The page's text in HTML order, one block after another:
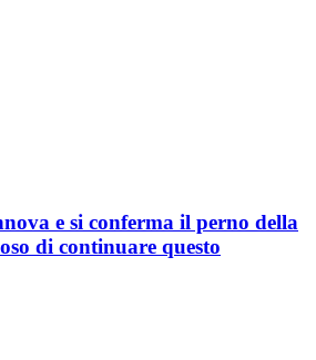
e si conferma il perno della
di continuare questo